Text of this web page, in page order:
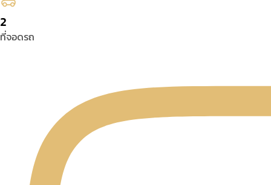
2
ที่จอดรถ